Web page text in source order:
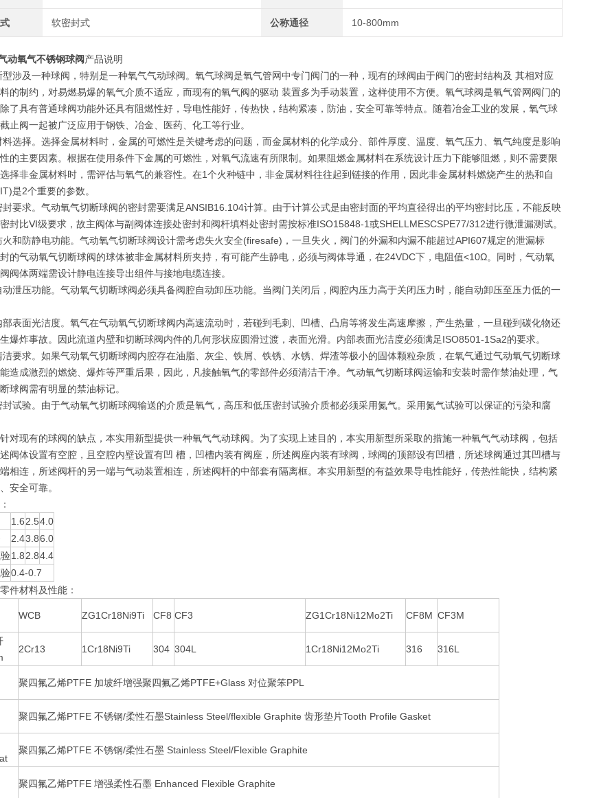
软密封式 公称通径 10-800mm
动氧气不锈钢球阀产品说明
型涉及一种球阀，特别是一种氧气气动球阀。氧气球阀是氧气管网中专门阀门的一种，现有的球阀由于阀门的密封结构及 其相对应
的制约，对易燃易爆的氧气介质不适应，而现有的氧气阀的驱动 装置多为手动装置，这样使用不方便。氧气球阀是氧气管网阀门的
了具有普通球阀功能外还具有阻燃性好，导电性能好，传热快，结构紧凑，防油，安全可靠等特点。随着冶金工业的发展，氧气球
止阀一起被广泛应用于钢铁、冶金、医药、化工等行业。
择。选择金属材料时，金属的可燃性是关键考虑的问题，而金属材料的化学成分、部件厚度、温度、氧气压力、氧气纯度是影响
的主要因素。根据在使用条件下金属的可燃性，对氧气流速有所限制。如果阻燃金属材料在系统设计压力下能够阻燃，则不需要限
择非金属材料时，需评估与氧气的兼容性。在1个火种链中，非金属材料往往起到链接的作用，因此非金属材料燃烧产生的热和自
是2个重要的参数。
求。气动氧气切断球阀的密封需要满足ANSIB16.104计算。由于计算公式是由密封面的平均直径得出的平均密封比压，不能反映
封比Ⅵ级要求，故主阀体与副阀体连接处密封和阀杆填料处密封需按标准ISO15848-1或SHELLMESCSPE77/312进行微泄漏测试。
防静电功能。气动氧气切断球阀设计需考虑失火安全(firesafe)，一旦失火，阀门的外漏和内漏不能超过API607规定的泄漏标
的气动氧气切断球阀的球体被非金属材料所夹持，有可能产生静电，必须与阀体导通，在24VDC下，电阻值<10Ω。同时，气动氧
阀体两端需设计静电连接导出组件与接地电缆连接。
压功能。气动氧气切断球阀必须具备阀腔自动卸压功能。当阀门关闭后，阀腔内压力高于关闭压力时，能自动卸压至压力低的一
面光洁度。氧气在气动氧气切断球阀内高速流动时，若碰到毛刺、凹槽、凸肩等将发生高速摩擦，产生热量，一旦碰到碳化物还
爆炸事故。因此流道内壁和切断球阀内件的几何形状应圆滑过渡，表面光滑。内部表面光洁度必须满足ISO8501-1Sa2的要求。
求。如果气动氧气切断球阀内腔存在油脂、灰尘、铁屑、铁锈、水锈、焊渣等极小的固体颗粒杂质，在氧气通过气动氧气切断球
造成激烈的燃烧、爆炸等严重后果，因此，凡接触氧气的零部件必须清洁干净。气动氧气切断球阀运输和安装时需作禁油处理，气
球阀需有明显的禁油标记。
验。由于气动氧气切断球阀输送的介质是氧气，高压和低压密封试验介质都必须采用氮气。采用氮气试验可以保证的污染和腐
对现有的球阀的缺点，本实用新型提供一种氧气气动球阀。为了实现上述目的，本实用新型所采取的措施一种氧气气动球阀，包括
阀体设置有空腔，且空腔内壁设置有凹 槽，凹槽内装有阀座，所述阀座内装有球阀，球阀的顶部设有凹槽，所述球阀通过其凹槽与
相连，所述阀杆的另一端与气动装置相连，所述阀杆的中部套有隔离框。本实用新型的有益效果导电性能好，传热性能快，结构紧
安全可靠。
1.62.54.0
2.43.86.0
1.82.84.4
0.4-0.7
件材料及性能：
WCB ZG1Cr18Ni9Ti CF8 CF3 ZG1Cr18Ni12Mo2Ti CF8M CF3M
2Cr13 1Cr18Ni9Ti 304 304L 1Cr18Ni12Mo2Ti 316 316L
聚四氟乙烯PTFE 加坡纤增强聚四氟乙烯PTFE+Glass 对位聚笨PPL
聚四氟乙烯PTFE 不锈钢/柔性石墨Stainless Steel/flexible Graphite 齿形垫片Tooth Profile Gasket
聚四氟乙烯PTFE 不锈钢/柔性石墨 Stainless Steel/Flexible Graphite
聚四氟乙烯PTFE 增强柔性石墨 Enhanced Flexible Graphite